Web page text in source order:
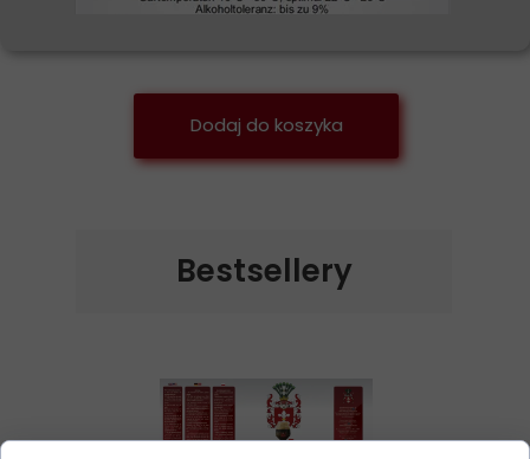
Dodaj do koszyka
Bestsellery